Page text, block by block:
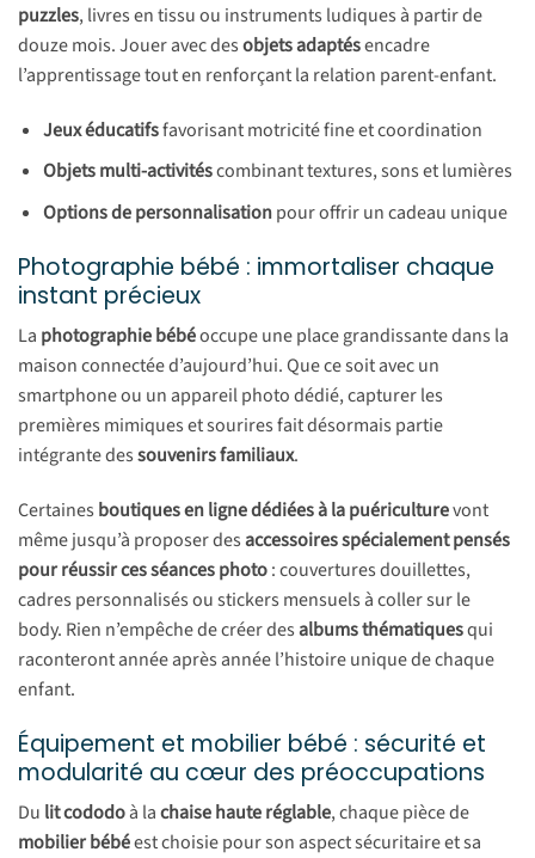
puzzles, livres en tissu ou instruments ludiques à partir de
douze mois. Jouer avec desobjets adaptésencadre
l’apprentissage tout en renforçant la relation parent-enfant.
Jeux éducatifsfavorisant motricité fine et coordination
Objets multi-activitéscombinant textures, sons et lumières
Options de personnalisationpour offrir un cadeau unique
Photographie bébé : immortaliser chaque
instant précieux
La photographie bébéoccupe une place grandissante dans la
maison connectée d’aujourd’hui. Que ce soit avec un
smartphone ou un appareil photo dédié, capturer les
premières mimiques et sourires fait désormais partie
intégrante dessouvenirs familiaux.
Certaines boutiques en ligne dédiées à la puériculturevont
même jusqu’à proposer desaccessoires spécialement pensés
pour réussir ces séances photo: couvertures douillettes,
cadres personnalisés ou stickers mensuels à coller sur le
body. Rien n’empêche de créer desalbums thématiquesqui
raconteront année après année l’histoire unique de chaque
enfant.
Équipement et mobilier bébé : sécurité et
modularité au cœur des préoccupations
Du lit cododoà lachaise haute réglable, chaque pièce de
mobilier bébéest choisie pour son aspect sécuritaire et sa